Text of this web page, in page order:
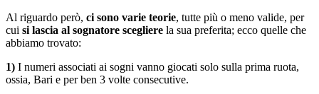
Al riguardo però, ci sono varie teorie, tutte più o meno valide, per
cui si lascia al sognatore scegliere la sua preferita; ecco quelle che
abbiamo trovato:
1) I numeri associati ai sogni vanno giocati solo sulla prima ruota,
ossia, Bari e per ben 3 volte consecutive.